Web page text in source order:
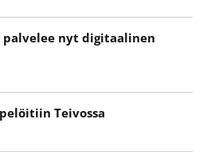
nyt digitaalinen
Teivossa